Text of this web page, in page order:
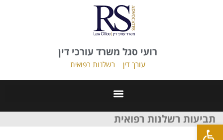
פתח סרגל נגישות
רועי סגל משרד עורכי דין
עורך דין רשלנות רפואית
תביעות רשלנות רפואית